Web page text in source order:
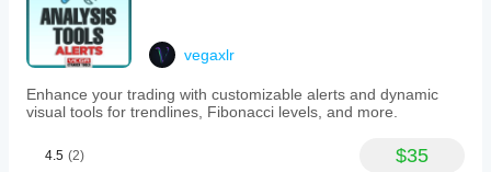
vegaxlr
Enhance your trading with customizable alerts and dynamic
visual tools for trendlines, Fibonacci levels, and more.
4.5 (2) $35